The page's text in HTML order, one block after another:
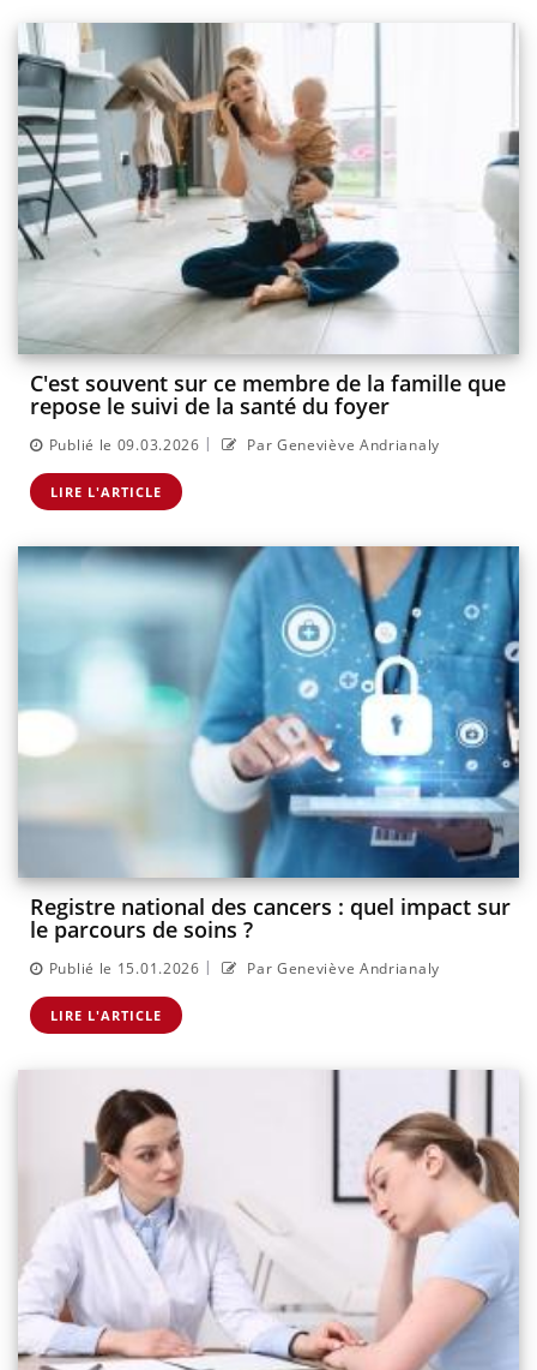
C'est souvent sur ce membre de la famille que
repose le suivi de la santé du foyer
Publié le 09.03.2026 | Par Geneviève Andrianaly
LIRE L'ARTICLE
Registre national des cancers : quel impact sur
le parcours de soins ?
Publié le 15.01.2026 | Par Geneviève Andrianaly
LIRE L'ARTICLE